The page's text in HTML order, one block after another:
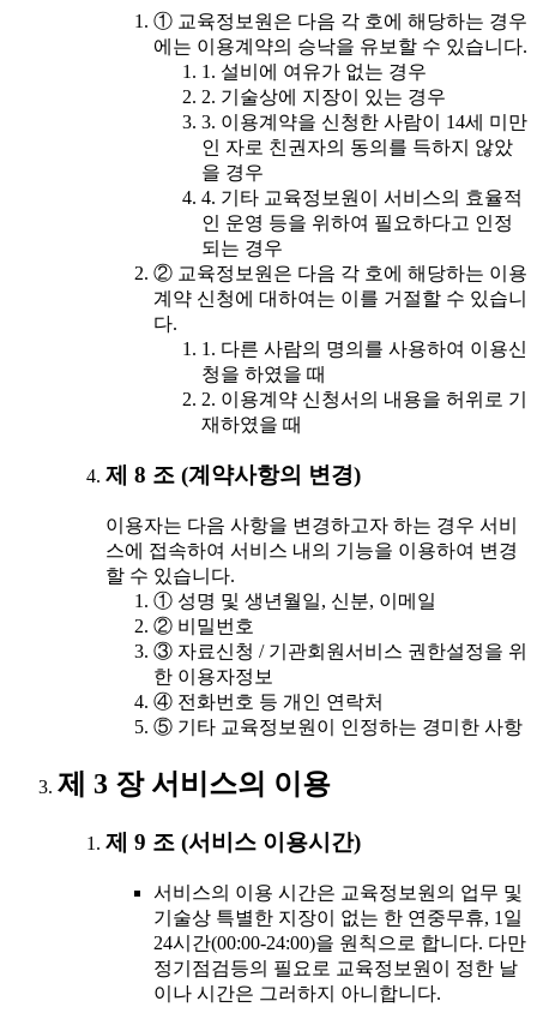
① 교육정보원은 다음 각 호에 해당하는 경우
에는 이용계약의 승낙을 유보할 수 있습니다.
1. 설비에 여유가 없는 경우
2. 기술상에 지장이 있는 경우
3. 이용계약을 신청한 사람이 14세 미만
인 자로 친권자의 동의를 득하지 않았
을 경우
4. 기타 교육정보원이 서비스의 효율적
인 운영 등을 위하여 필요하다고 인정
되는 경우
② 교육정보원은 다음 각 호에 해당하는 이용
계약 신청에 대하여는 이를 거절할 수 있습니
다.
1. 다른 사람의 명의를 사용하여 이용신
청을 하였을 때
2. 이용계약 신청서의 내용을 허위로 기
재하였을 때
제 8 조 (계약사항의 변경)
이용자는 다음 사항을 변경하고자 하는 경우 서비
스에 접속하여 서비스 내의 기능을 이용하여 변경
할 수 있습니다.
① 성명 및 생년월일, 신분, 이메일
② 비밀번호
③ 자료신청 / 기관회원서비스 권한설정을 위
한 이용자정보
④ 전화번호 등 개인 연락처
⑤ 기타 교육정보원이 인정하는 경미한 사항
제 3 장 서비스의 이용
제 9 조 (서비스 이용시간)
서비스의 이용 시간은 교육정보원의 업무 및
기술상 특별한 지장이 없는 한 연중무휴, 1일
24시간(00:00-24:00)을 원칙으로 합니다. 다만
정기점검등의 필요로 교육정보원이 정한 날
이나 시간은 그러하지 아니합니다.